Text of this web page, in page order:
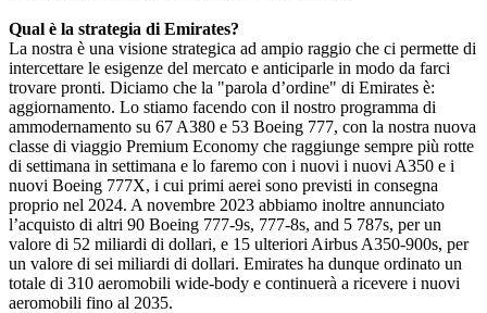
Qual è la strategia di Emirates?
La nostra è una visione strategica ad ampio raggio che ci permette di
intercettare le esigenze del mercato e anticiparle in modo da farci
trovare pronti. Diciamo che la "parola d’ordine" di Emirates è:
aggiornamento. Lo stiamo facendo con il nostro programma di
ammodernamento su 67 A380 e 53 Boeing 777, con la nostra nuova
classe di viaggio Premium Economy che raggiunge sempre più rotte
di settimana in settimana e lo faremo con i nuovi i nuovi A350 e i
nuovi Boeing 777X, i cui primi aerei sono previsti in consegna
proprio nel 2024. A novembre 2023 abbiamo inoltre annunciato
l’acquisto di altri 90 Boeing 777-9s, 777-8s, and 5 787s, per un
valore di 52 miliardi di dollari, e 15 ulteriori Airbus A350-900s, per
un valore di sei miliardi di dollari. Emirates ha dunque ordinato un
totale di 310 aeromobili wide-body e continuerà a ricevere i nuovi
aeromobili fino al 2035.